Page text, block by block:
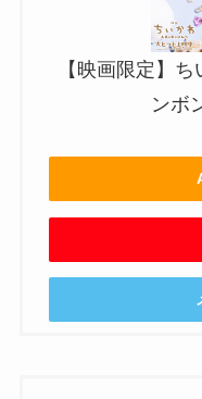
【映画限定】
ンボ